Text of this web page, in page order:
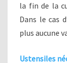
la fin de la
Dans le cas
plus aucune
Ustensiles